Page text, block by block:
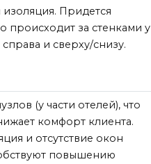
изоляция. Придется
происходит за стенками у
и сверху/снизу.
(у части отелей), что
комфорт клиента.
и отсутствие окон
повышению